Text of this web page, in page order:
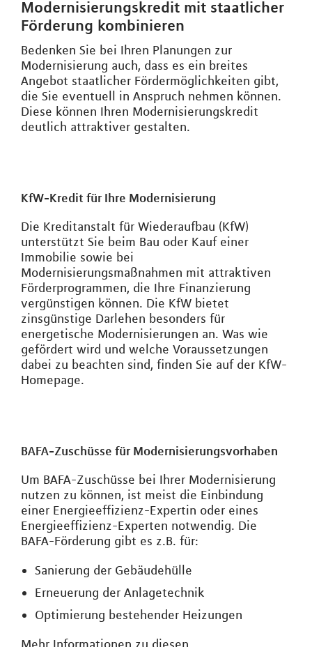
Modernisierungskredit mit staatlicher
Förderung kombinieren
Bedenken Sie bei Ihren Planungen zur
Modernisierung auch, dass es ein breites
Angebot staatlicher Fördermöglichkeiten gibt,
die Sie eventuell in Anspruch nehmen können.
Diese können Ihren Modernisierungskredit
deutlich attraktiver gestalten.
KfW-Kredit für Ihre Modernisierung
Die Kreditanstalt für Wiederaufbau (KfW)
unterstützt Sie beim Bau oder Kauf einer
Immobilie sowie bei
Modernisierungsmaßnahmen mit attraktiven
Förderprogrammen, die Ihre Finanzierung
vergünstigen können. Die KfW bietet
zinsgünstige Darlehen besonders für
energetische Modernisierungen an. Was wie
gefördert wird und welche Voraussetzungen
dabei zu beachten sind, finden Sie auf der KfW-
Homepage.
BAFA-Zuschüsse für Modernisierungsvorhaben
Um BAFA-Zuschüsse bei Ihrer Modernisierung
nutzen zu können, ist meist die Einbindung
einer Energieeffizienz-Expertin oder eines
Energieeffizienz-Experten notwendig. Die
BAFA-Förderung gibt es z.B. für:
Sanierung der Gebäudehülle
Erneuerung der Anlagetechnik
Optimierung bestehender Heizungen